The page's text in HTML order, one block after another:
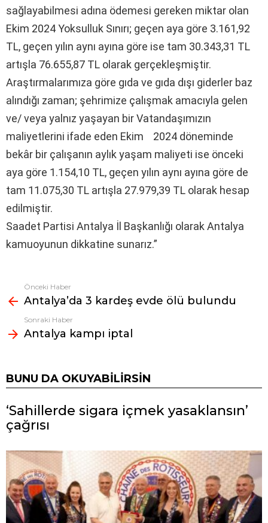
sağlayabilmesi adına ödemesi gereken miktar olan
Ekim 2024 Yoksulluk Sınırı; geçen aya göre 3.161,92
TL, geçen yılın aynı ayına göre ise tam 30.343,31 TL
artışla 76.655,87 TL olarak gerçekleşmiştir.
Araştırmalarımıza göre gıda ve gıda dışı giderler baz
alındığı zaman; şehrimize çalışmak amacıyla gelen
ve/ veya yalnız yaşayan bir Vatandaşımızın
maliyetlerini ifade eden Ekim 2024 döneminde
bekâr bir çalışanın aylık yaşam maliyeti ise önceki
aya göre 1.154,10 TL, geçen yılın aynı ayına göre de
tam 11.075,30 TL artışla 27.979,39 TL olarak hesap
edilmiştir.
Saadet Partisi Antalya İl Başkanlığı olarak Antalya
kamuoyunun dikkatine sunarız.”
Fazlasına
bak
Önceki Haber
Antalya’da 3 kardeş evde ölü bulundu
Sonraki Haber
Antalya kampı iptal
BUNU DA OKUYABILIRSIN
‘Sahillerde sigara içmek yasaklansın’
çağrısı